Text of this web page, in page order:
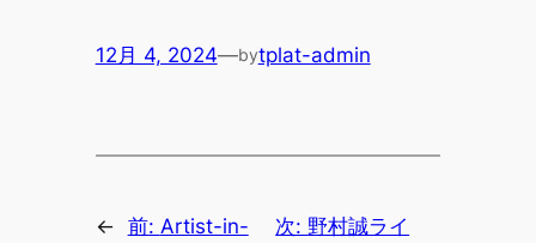
12月 4, 2024—bytplat-admin
← 前: Artist-in-
次: 野村誠ライ